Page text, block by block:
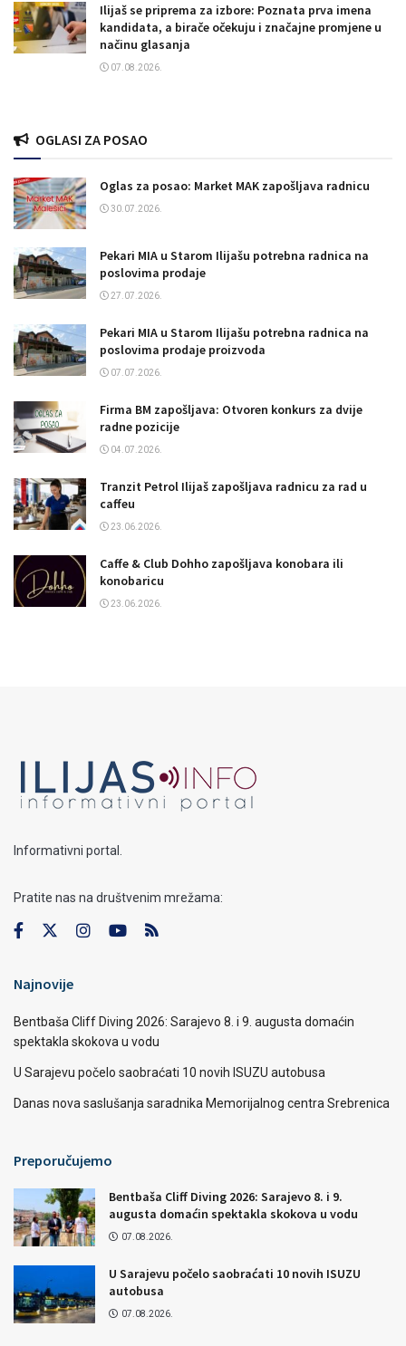
Ilijaš se priprema za izbore: Poznata prva imena
kandidata, a birače očekuju i značajne promjene u
načinu glasanja
07.08.2026.
OGLASI ZA POSAO
Oglas za posao: Market MAK zapošljava radnicu
30.07.2026.
Pekari MIA u Starom Ilijašu potrebna radnica na
poslovima prodaje
27.07.2026.
Pekari MIA u Starom Ilijašu potrebna radnica na
poslovima prodaje proizvoda
07.07.2026.
Firma BM zapošljava: Otvoren konkurs za dvije
radne pozicije
04.07.2026.
Tranzit Petrol Ilijaš zapošljava radnicu za rad u
caffeu
23.06.2026.
Caffe & Club Dohho zapošljava konobara ili
konobaricu
23.06.2026.
Informativni portal.
Pratite nas na društvenim mrežama:
Najnovije
Bentbaša Cliff Diving 2026: Sarajevo 8. i 9. augusta domaćin
spektakla skokova u vodu
U Sarajevu počelo saobraćati 10 novih ISUZU autobusa
Danas nova saslušanja saradnika Memorijalnog centra Srebrenica
Preporučujemo
Bentbaša Cliff Diving 2026: Sarajevo 8. i 9.
augusta domaćin spektakla skokova u vodu
07.08.2026.
U Sarajevu počelo saobraćati 10 novih ISUZU
autobusa
07.08.2026.